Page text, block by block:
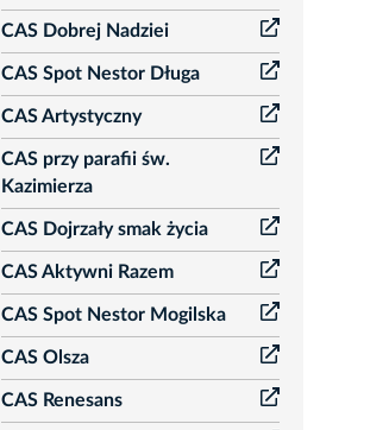
CAS Dobrej Nadziei
CAS Spot Nestor Długa
CAS Artystyczny
CAS przy parafii św.
Kazimierza
CAS Dojrzały smak życia
CAS Aktywni Razem
CAS Spot Nestor Mogilska
CAS Olsza
CAS Renesans